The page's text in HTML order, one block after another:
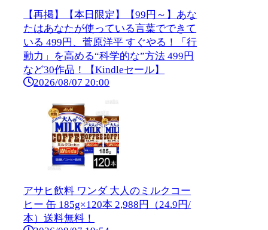
【再掲】【本日限定】【99円～】あな
たはあなたが使っている言葉でできて
いる 499円、菅原洋平 すぐやる！「行
動力」を高める“科学的な”方法 499円
など30作品！【Kindleセール】
2026/08/07 20:00
アサヒ飲料 ワンダ 大人のミルクコー
ヒー 缶 185g×120本 2,988円（24.9円/
本）送料無料！